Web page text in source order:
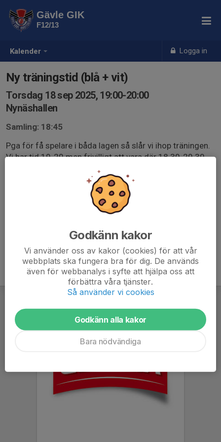
Kalender Logga in
Gävle GIK
F12/13
Ny träningstid (blå + vit)
Torsdag 18 sep 2025, 19:00-20:00
Nynäshallen
Samling: 18:45
Pga för få spelare i båda lagen så slår vi ihop träningen.
Vi har tid 19-20 men frivilligt att vara där 18.30-20.30
Godkänn kakor
Vi använder oss av kakor (cookies) för att vår
webbplats ska fungera bra för dig. De används
även för webbanalys i syfte att hjälpa oss att
förbättra våra tjänster.
Så använder vi cookies
Godkänn alla kakor
Bara nödvändiga